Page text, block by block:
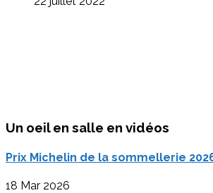
Un oeil en salle en vidéos
Prix Michelin de la sommellerie
18 Mar 2026